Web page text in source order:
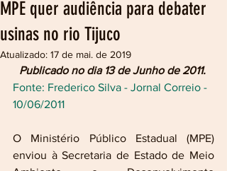
MPE quer audiência para debater
usinas no rio Tijuco
Atualizado: 17 de mai. de 2019
Publicado no dia 13 de Junho de 2011.
Fonte: Frederico Silva - Jornal Correio -
10/06/2011
O Ministério Público Estadual (MPE)
enviou à Secretaria de Estado de Meio